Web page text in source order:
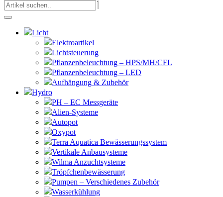
Licht
Elektroartikel
Lichtsteuerung
Pflanzenbeleuchtung – HPS/MH/CFL
Pflanzenbeleuchtung – LED
Aufhängung & Zubehör
Hydro
PH – EC Messgeräte
Alien-Systeme
Autopot
Oxypot
Terra Aquatica Bewässerungssystem
Vertikale Anbausysteme
Wilma Anzuchtsysteme
Tröpfchenbewässerung
Pumpen – Verschiedenes Zubehör
Wasserkühlung